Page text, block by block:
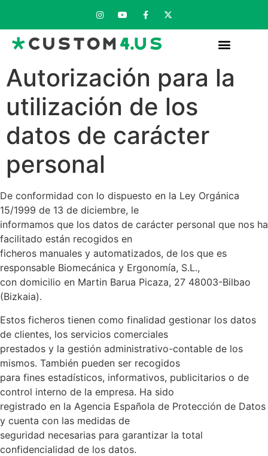
Autorización para la
utilización de los
datos de carácter
personal
De conformidad con lo dispuesto en la Ley Orgánica
15/1999 de 13 de diciembre, le
informamos que los datos de carácter personal que nos ha
facilitado están recogidos en
ficheros manuales y automatizados, de los que es
responsable Biomecánica y Ergonomía, S.L.,
con domicilio en Martin Barua Picaza, 27 48003-Bilbao
(Bizkaia).
Estos ficheros tienen como finalidad gestionar los datos
de clientes, los servicios comerciales
prestados y la gestión administrativo-contable de los
mismos. También pueden ser recogidos
para fines estadísticos, informativos, publicitarios o de
control interno de la empresa. Ha sido
registrado en la Agencia Española de Protección de Datos
y cuenta con las medidas de
seguridad necesarias para garantizar la total
confidencialidad de los datos.